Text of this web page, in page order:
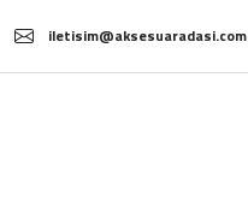
iletisim@aksesuaradasi.com